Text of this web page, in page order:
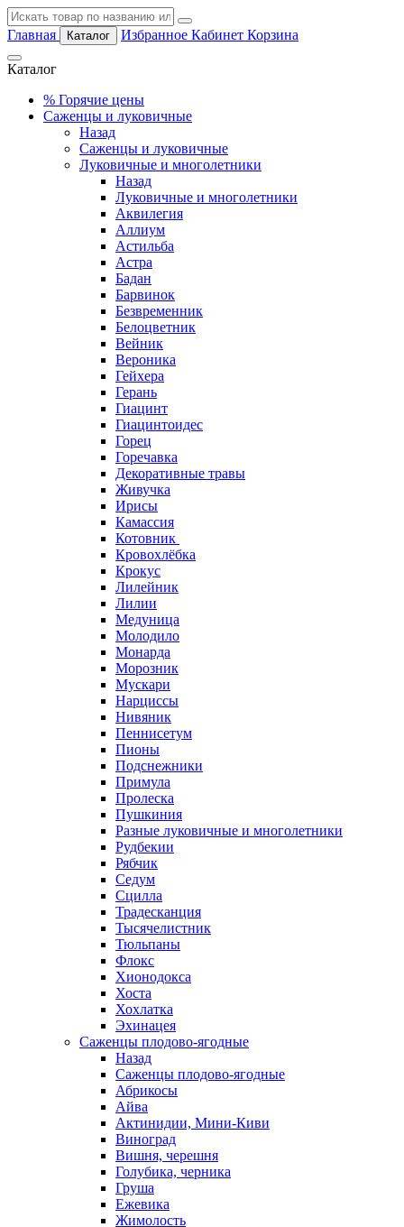
Главная Каталог Избранное Кабинет Корзина
Каталог
% Горячие цены
Саженцы и луковичные
Назад
Саженцы и луковичные
Луковичные и многолетники
Назад
Луковичные и многолетники
Аквилегия
Аллиум
Астильба
Астра
Бадан
Барвинок
Безвременник
Белоцветник
Вейник
Вероника
Гейхера
Герань
Гиацинт
Гиацинтоидес
Горец
Горечавка
Декоративные травы
Живучка
Ирисы
Камассия
Котовник
Кровохлёбка
Крокус
Лилейник
Лилии
Медуница
Молодило
Монарда
Морозник
Мускари
Нарциссы
Нивяник
Пеннисетум
Пионы
Подснежники
Примула
Пролеска
Пушкиния
Разные луковичные и многолетники
Рудбекии
Рябчик
Седум
Сцилла
Традесканция
Тысячелистник
Тюльпаны
Флокс
Хионодокса
Хоста
Хохлатка
Эхинацея
Саженцы плодово-ягодные
Назад
Саженцы плодово-ягодные
Абрикосы
Айва
Актинидии, Мини-Киви
Виноград
Вишня, черешня
Голубика, черника
Груша
Ежевика
Жимолость